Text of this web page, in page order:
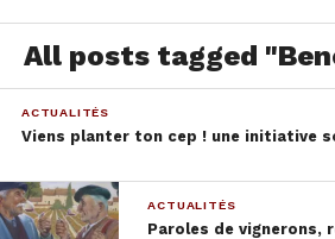
All posts tagged
ACTUALITÉS
Viens planter ton cep ! une initiative
ACTUALITÉS
Paroles de vignerons,